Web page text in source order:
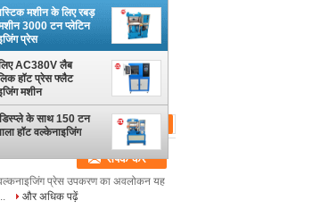
मशीन के लिए रबड़
मशीन 3000 टन प्लेटिन
प्रेस
AC380V लैब
हॉट प्रेस फ्लैट
मशीन
के साथ 150 टन
हॉट वल्केनाइजिंग
संपर्क करें
प्रेस उपकरण का अवलोकन यह
और अधिक पढ़ें